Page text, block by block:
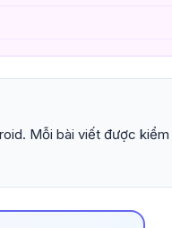
Mỗi bài viết được